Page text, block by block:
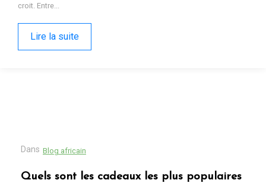
Dans Blog africain
Quels sont les cadeaux les plus populaires